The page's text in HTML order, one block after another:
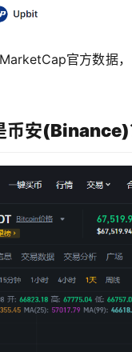
官方数据
币安(Binance)